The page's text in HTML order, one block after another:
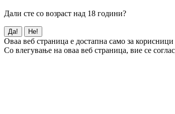
Дали сте со возраст над 18 години?
Да! Не!
Оваа веб страница е достапна само за
Со влегување на оваа веб страница, вие се